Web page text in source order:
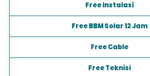
Free Instalasi
Free BBM Solar 12 Jam
Free Cable